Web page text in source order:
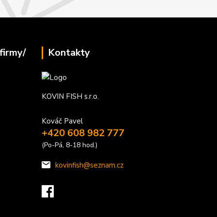
Kontakty
KOVIN FISH s.r.o.
Kováč Pavel
+420 608 982 777
(Po-Pá, 8-18 hod.)
kovinfish@seznam.cz